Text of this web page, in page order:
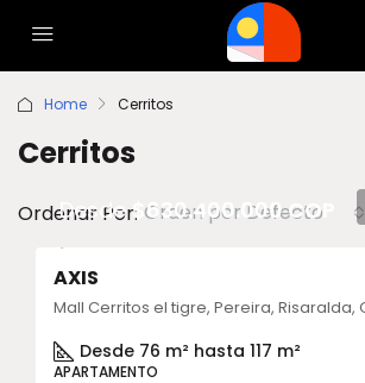
Home Cerritos
Cerritos
Ordenar Por: Orden por Defecto
Desde$630.400.000 COP
AXIS
Mall Cerritos el tigre, Pereira, Risaralda,
Desde 76 m² hasta 117 m²
APARTAMENTO